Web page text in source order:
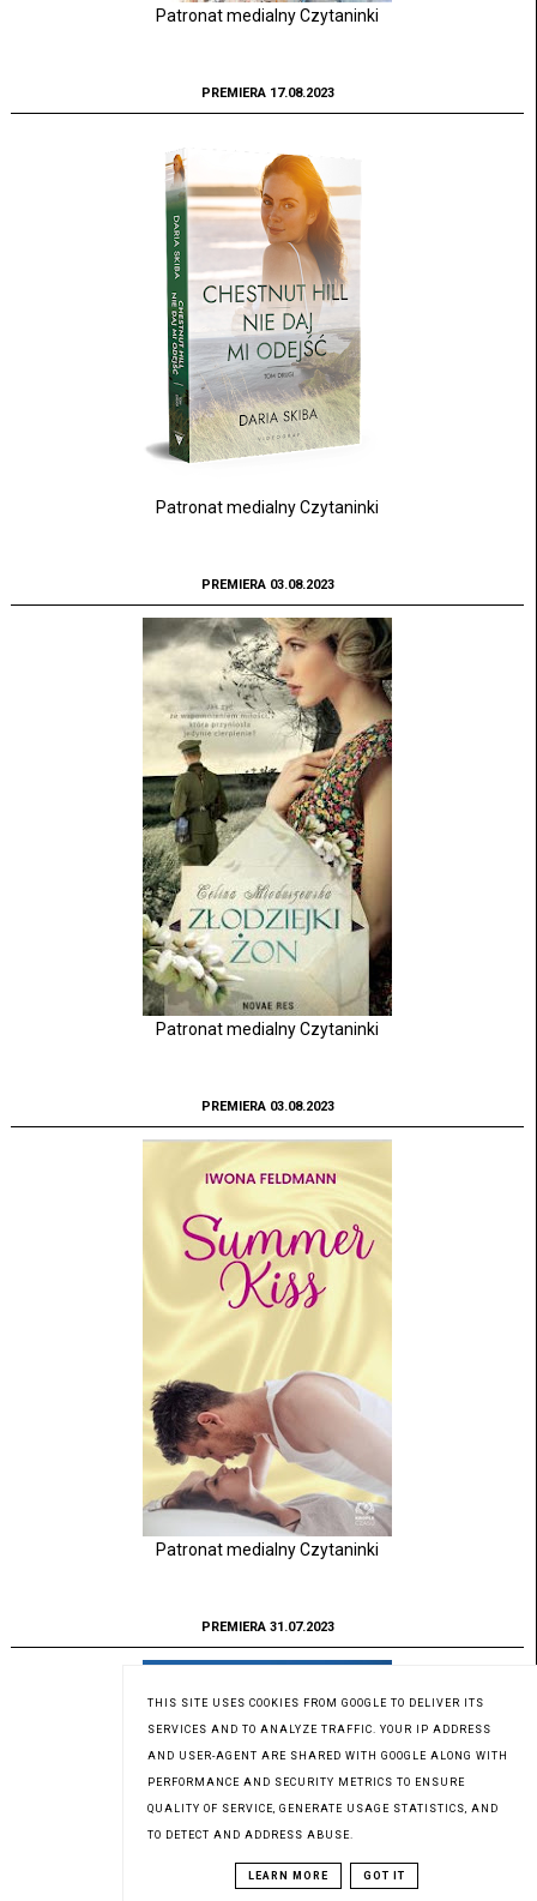
Patronat medialny Czytaninki
PREMIERA 17.08.2023
Patronat medialny Czytaninki
PREMIERA 03.08.2023
Patronat medialny Czytaninki
PREMIERA 03.08.2023
Patronat medialny Czytaninki
PREMIERA 31.07.2023
THIS SITE USES COOKIES FROM GOOGLE TO DELIVER ITS
SERVICES AND TO ANALYZE TRAFFIC. YOUR IP ADDRESS
AND USER-AGENT ARE SHARED WITH GOOGLE ALONG WITH
PERFORMANCE AND SECURITY METRICS TO ENSURE
QUALITY OF SERVICE, GENERATE USAGE STATISTICS, AND
TO DETECT AND ADDRESS ABUSE.
LEARN MORE GOT IT